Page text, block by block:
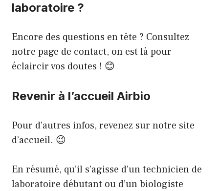
laboratoire ?
Encore des questions en tête ? Consultez
notre page de contact, on est là pour
éclaircir vos doutes ! 😊
Revenir à l’accueil Airbio
Pour d’autres infos, revenez sur notre site
d’accueil. 😉
En résumé, qu’il s’agisse d’un technicien de
laboratoire débutant ou d’un biologiste